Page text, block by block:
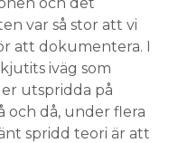
var så stor att vi
att dokumentera. I
iväg som
utspridda på
och då, under flera
spridd teori är att